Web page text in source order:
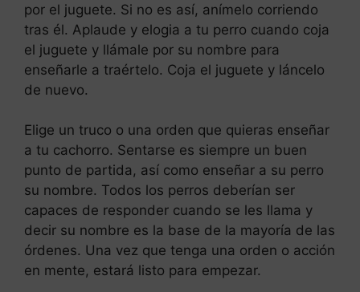
por el juguete. Si no es así, anímelo corriendo
tras él. Aplaude y elogia a tu perro cuando coja
el juguete y llámale por su nombre para
enseñarle a traértelo. Coja el juguete y láncelo
de nuevo.
Elige un truco o una orden que quieras enseñar
a tu cachorro. Sentarse es siempre un buen
punto de partida, así como enseñar a su perro
su nombre. Todos los perros deberían ser
capaces de responder cuando se les llama y
decir su nombre es la base de la mayoría de las
órdenes. Una vez que tenga una orden o acción
en mente, estará listo para empezar.